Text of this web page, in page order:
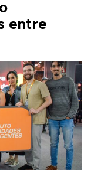
entre